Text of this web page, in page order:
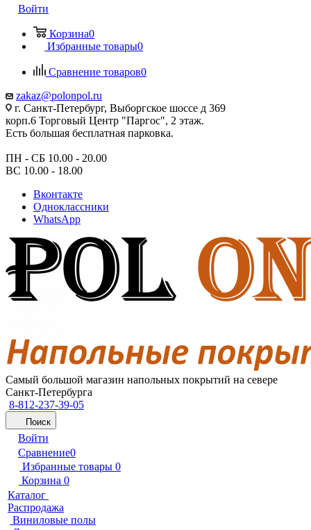
Войти
Корзина0
Избранные товары0
Сравнение товаров0
zakaz@polonpol.ru
г. Санкт-Петербург, Выборгское шоссе д 369
корп.6 Торговый Центр "Паргос", 2 этаж.
Есть большая бесплатная парковка.
ПН - СБ 10.00 - 20.00
ВС 10.00 - 18.00
Вконтакте
Одноклассники
WhatsApp
Самый большой магазин напольных покрытий на севере
Санкт-Петербурга
8-812-237-39-05
Поиск
Войти
Сравнение0
Избранные товары 0
Корзина 0
Каталог
Распродажа
Виниловые полы